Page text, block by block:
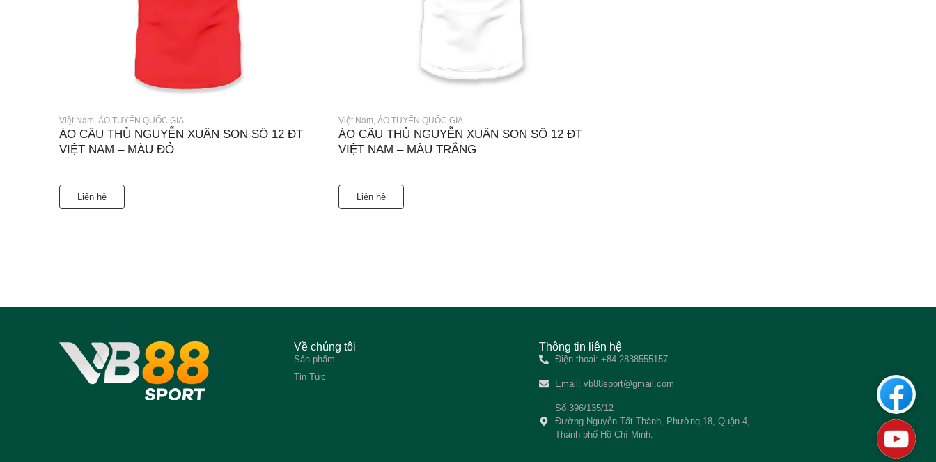
Việt Nam, ÁO TUYỂN QUỐC GIA
ÁO CẦU THỦ NGUYỄN XUÂN SON SỐ 12 ĐT
VIỆT NAM – MÀU ĐỎ
Liên hệ
Việt Nam, ÁO TUYỂN QUỐC GIA
ÁO CẦU THỦ NGUYỄN XUÂN SON SỐ 12 ĐT
VIỆT NAM – MÀU TRẮNG
Liên hệ
Về chúng tôi
Sản phẩm
Tin Tức
Thông tin liên hệ
Điện thoại: +84 2838555157
Email: vb88sport@gmail.com
Số 396/135/12
Đường Nguyễn Tất Thành, Phường 18, Quận 4,
Thành phố Hồ Chí Minh.